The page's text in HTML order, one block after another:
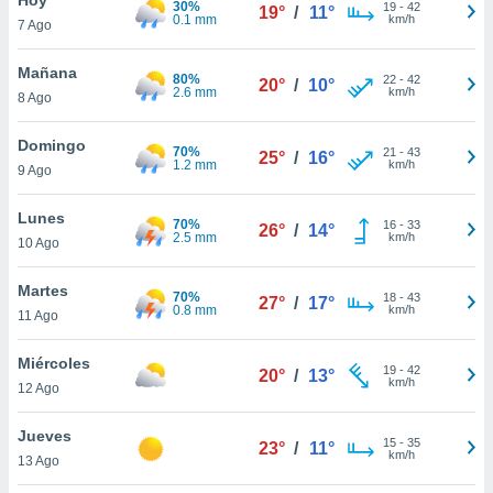
y
en
más
de
7 Ago
30%
0.1 mm
19° / 11° 19- 42
km/h
Mañana
8 Ago
80%
2.6 mm
20° / 10° 22- 42
km/h
Domingo
9 Ago
70%
1.2 mm
25° / 16° 21 - 43
km/h
Lunes
10 Ago
70%
2.5 mm
26° / 14° 16- 33
km/h
Martes
11 Ago
70%
0.8 mm
27° / 17° 18- 43
km/h
Miércoles
12 Ago
20° / 13° 19- 42
km/h
Jueves
13 Ago
23° / 11° 15- 35
km/h